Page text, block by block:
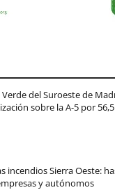
Verde del Suroeste de
sobre la A-5 por
incendios Sierra Oeste:
y autónomos